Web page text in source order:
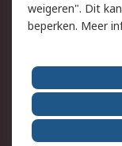
Algemene
Over RS
RS Group
RS wereldwijd
weigeren". Dit
beperken. Meer